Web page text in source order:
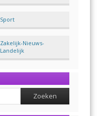
Sport
Zakelijk-Nieuws-
Landelijk